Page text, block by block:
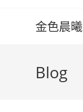
金色晨曦
Blog